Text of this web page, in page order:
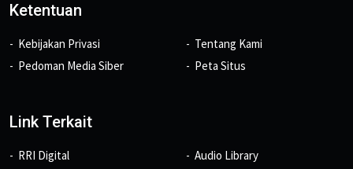
Ketentuan
Kebijakan Privasi
Pedoman Media Siber
Tentang Kami
Peta Situs
Link Terkait
RRI Digital
Audio Library